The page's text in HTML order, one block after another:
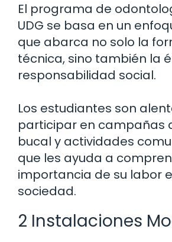
El programa de
UDG se basa en un
que abarca no solo la
técnica, sino también la
responsabilidad social.
Los estudiantes son
participar en campañas
bucal y actividades
que les ayuda a
importancia de su labor
sociedad.
2 Instalaciones